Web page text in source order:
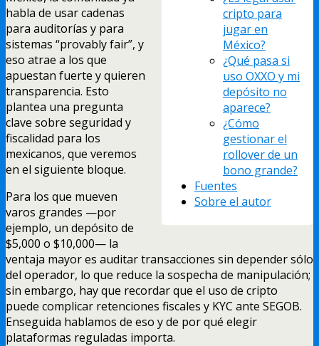
cripto para
jugar en
México?
¿Qué pasa si
uso OXXO y mi
depósito no
aparece?
¿Cómo
gestionar el
rollover de un
bono grande?
Fuentes
Sobre el autor
habla de usar cadenas
para auditorías y para
sistemas “provably fair”, y
eso atrae a los que
apuestan fuerte y quieren
transparencia. Esto
plantea una pregunta
clave sobre seguridad y
fiscalidad para los
mexicanos, que veremos
en el siguiente bloque.
Para los que mueven
varos grandes —por
ejemplo, un depósito de
$5,000 o $10,000— la
ventaja mayor es auditar transacciones sin depender sólo
del operador, lo que reduce la sospecha de manipulación;
sin embargo, hay que recordar que el uso de cripto
puede complicar retenciones fiscales y KYC ante SEGOB.
Enseguida hablamos de eso y de por qué elegir
plataformas reguladas importa.